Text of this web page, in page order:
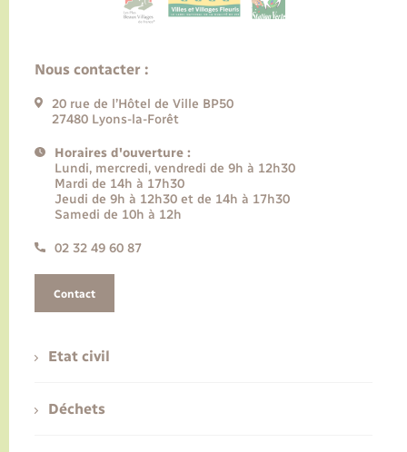
Nous contacter :
20 rue de l’Hôtel de Ville BP50
27480 Lyons-la-Forêt
Horaires d'ouverture :
Lundi, mercredi, vendredi de 9h à 12h30
Mardi de 14h à 17h30
Jeudi de 9h à 12h30 et de 14h à 17h30
Samedi de 10h à 12h
02 32 49 60 87
Contact
Etat civil
Déchets